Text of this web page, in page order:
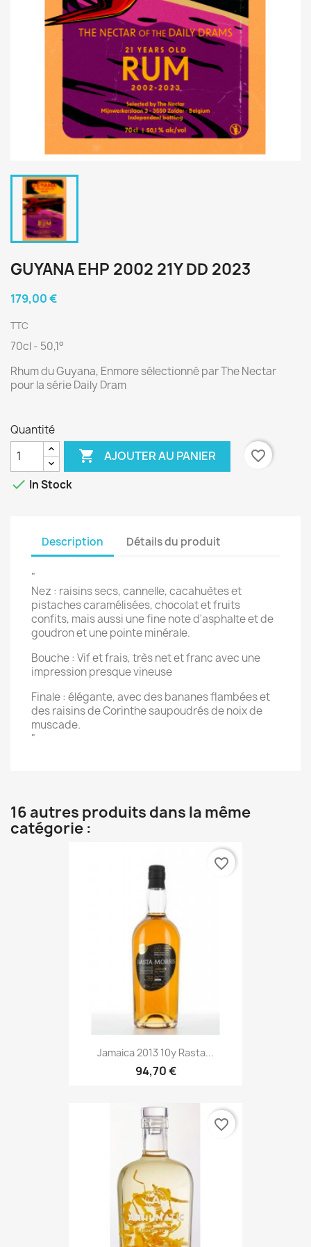
GUYANA EHP 2002 21Y DD 2023
179,00 €
TTC
70cl - 50,1°
Rhum du Guyana, Enmore sélectionné par The Nectar
pour la série Daily Dram
Quantité
 AJOUTER AU PANIER
favorite_border
 In Stock
Description Détails du produit
"
Nez : raisins secs, cannelle, cacahuètes et
pistaches caramélisées, chocolat et fruits
confits, mais aussi une fine note d'asphalte et de
goudron et une pointe minérale.
Bouche : Vif et frais, très net et franc avec une
impression presque vineuse
Finale : élégante, avec des bananes flambées et
des raisins de Corinthe saupoudrés de noix de
muscade.
"
16 autres produits dans la même
catégorie :
Jamaica 2013 10y Rasta...
94,70 €
favorite_border
favorite_border